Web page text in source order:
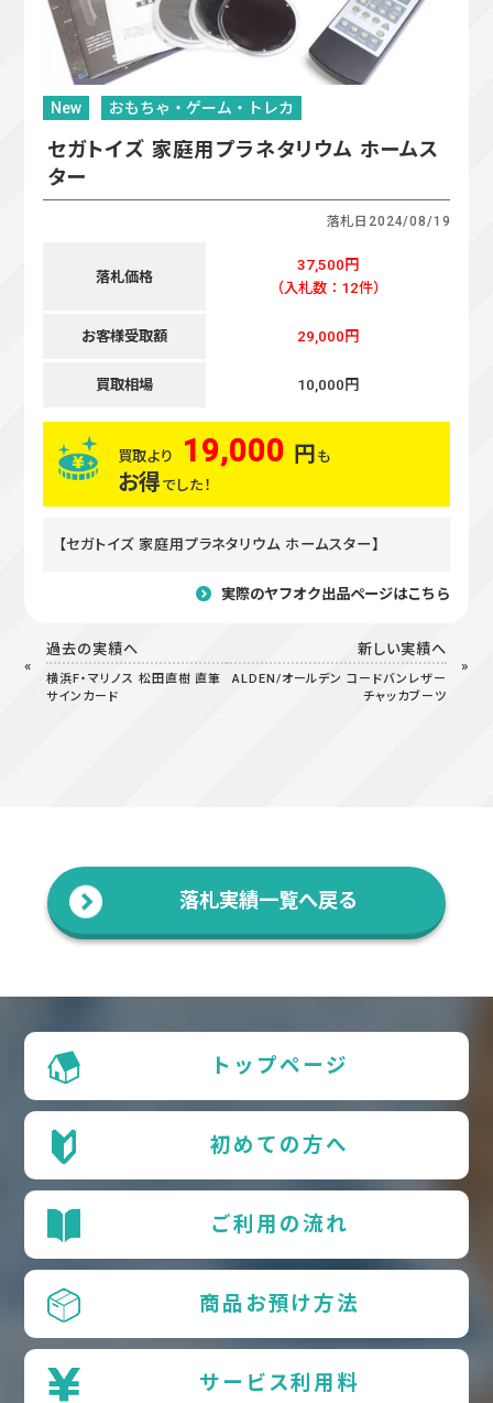
New おもちゃ・ゲーム・トレカ
セガトイズ 家庭用プラネタリウム ホームス
ター
落札日 2024/08/19
落札価格
37,500円
（入札数：12件）
お客様受取額 29,000円
買取相場 10,000円
買取より 19,000 円 も
お得 でした！
【セガトイズ 家庭用プラネタリウム ホームスター】
実際のヤフオク出品ページはこちら
過去の実績へ
横浜F・マリノス 松田直樹 直筆
サインカード
新しい実績へ
ALDEN/オールデン コードバンレザー
チャッカブーツ
落札実績一覧へ戻る
トップページ
初めての方へ
ご利用の流れ
商品お預け方法
サービス利用料